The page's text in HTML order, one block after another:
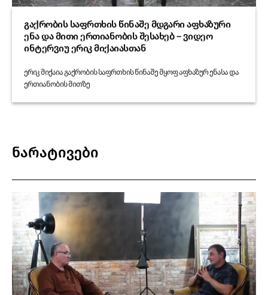
გაქრობის საფრთხის წინაშე მდგარი აფხაზური
ენა და მითი ერთიანობის შესახებ – ვიდეო
ინტერვიუ ერიკ მიქაიასთან
ერიკ მიქაია გაქრობის საფრთხის წინაშე მყოფ აფხაზურ ენასა და
ერთიანობის მითზე
ნარატივები